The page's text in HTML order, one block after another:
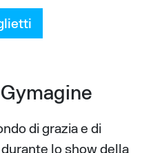
di grazia e di
lo show della